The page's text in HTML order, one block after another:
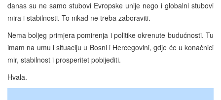
danas su ne samo stubovi Evropske unije nego i globalni stubovi
mira i stabilnosti. To nikad ne treba zaboraviti.
Nema boljeg primjera pomirenja i politike okrenute budućnosti. Tu
imam na umu i situaciju u Bosni i Hercegovini, gdje će u konačnici
mir, stabilnost i prosperitet pobijediti.
Hvala.